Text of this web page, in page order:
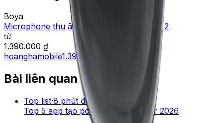
Boya
Microphone thu âm không dây Boya Mini 2
từ
1.390.000 ₫
hoanghamobile1.390.000 ₫
Bài liên quan
Top list·8 phút đọc
Top 5 app tạo podcast cho creator 2026